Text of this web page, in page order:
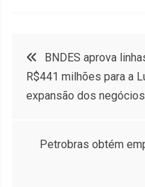
Navegação
de
BNDES aprova
R$441 milhões para a
expansão dos negócios
Petrobras obtém